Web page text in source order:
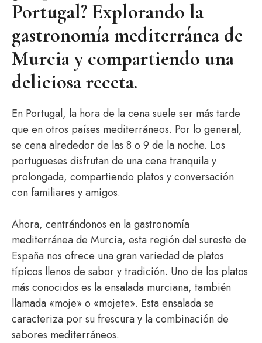
Portugal? Explorando la
gastronomía mediterránea de
Murcia y compartiendo una
deliciosa receta.
En Portugal, la hora de la cena suele ser más tarde
que en otros países mediterráneos. Por lo general,
se cena alrededor de las 8 o 9 de la noche. Los
portugueses disfrutan de una cena tranquila y
prolongada, compartiendo platos y conversación
con familiares y amigos.
Ahora, centrándonos en la gastronomía
mediterránea de Murcia, esta región del sureste de
España nos ofrece una gran variedad de platos
típicos llenos de sabor y tradición. Uno de los platos
más conocidos es la ensalada murciana, también
llamada «moje» o «mojete». Esta ensalada se
caracteriza por su frescura y la combinación de
sabores mediterráneos.